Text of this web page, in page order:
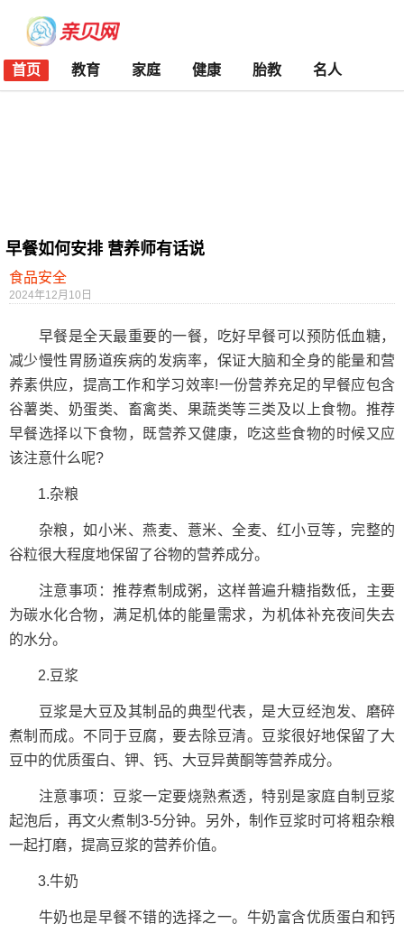
首页 教育 家庭 健康 胎教 名人
早餐如何安排 营养师有话说
食品安全
2024年12月10日
早餐是全天最重要的一餐，吃好早餐可以预防低血糖，
减少慢性胃肠道疾病的发病率，保证大脑和全身的能量和营
养素供应，提高工作和学习效率!一份营养充足的早餐应包含
谷薯类、奶蛋类、畜禽类、果蔬类等三类及以上食物。推荐
早餐选择以下食物，既营养又健康，吃这些食物的时候又应
该注意什么呢?
1.杂粮
杂粮，如小米、燕麦、薏米、全麦、红小豆等，完整的
谷粒很大程度地保留了谷物的营养成分。
注意事项：推荐煮制成粥，这样普遍升糖指数低，主要
为碳水化合物，满足机体的能量需求，为机体补充夜间失去
的水分。
2.豆浆
豆浆是大豆及其制品的典型代表，是大豆经泡发、磨碎
煮制而成。不同于豆腐，要去除豆清。豆浆很好地保留了大
豆中的优质蛋白、钾、钙、大豆异黄酮等营养成分。
注意事项：豆浆一定要烧熟煮透，特别是家庭自制豆浆
起泡后，再文火煮制3-5分钟。另外，制作豆浆时可将粗杂粮
一起打磨，提高豆浆的营养价值。
3.牛奶
牛奶也是早餐不错的选择之一。牛奶富含优质蛋白和钙